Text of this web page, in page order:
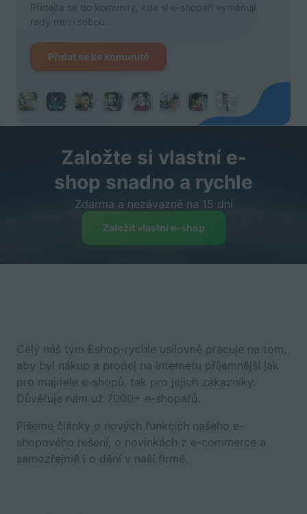
Přidejte se do komunity, kde si e-shopaři vyměňují
rady mezi sebou.
Přidat se ke komunitě
Založte si vlastní e-
shop snadno a rychle
Zdarma a nezávazně na 15 dní
Založit vlastní e-shop
Celý náš tým Eshop-rychle usilovně pracuje na tom,
aby byl nákup a prodej na internetu příjemnější jak
pro majitele e-shopů, tak pro jejich zákazníky.
Důvěřuje nám už 7000+ e-shopařů.
Píšeme články o nových funkcích našeho e-
shopového řešení, o novinkách z e-commerce a
samozřejmě i o dění v naší firmě.